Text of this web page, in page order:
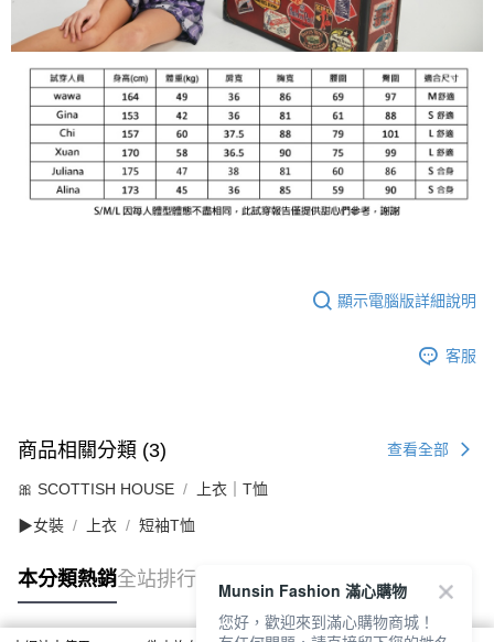
顯示電腦版詳細說明
客服
商品相關分類 (3) 查看全部
🎀 SCOTTISH HOUSE 上衣｜T恤
▶女裝 上衣 短袖T恤
本分類熱銷全站排行
Munsin Fashion 滿心購物
您好，歡迎來到滿心購物商城！